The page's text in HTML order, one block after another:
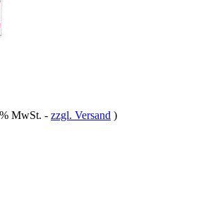
MwSt. - zzgl. Versand )